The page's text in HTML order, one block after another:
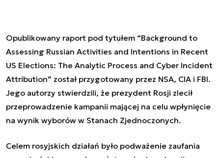
Opublikowany raport pod tytułem “Background to
Assessing Russian Activities and Intentions in Recent
US Elections: The Analytic Process and Cyber Incident
Attribution” został przygotowany przez NSA, CIA i FBI.
Jego autorzy stwierdzili, że prezydent Rosji zlecił
przeprowadzenie kampanii mającej na celu wpłynięcie
na wynik wyborów w Stanach Zjednoczonych.
Celem rosyjskich działań było podważenie zaufania